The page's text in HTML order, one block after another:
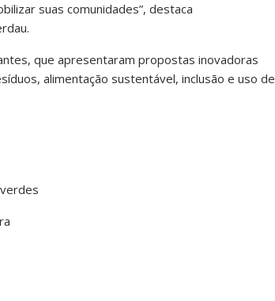
suas comunidades”, destaca
que apresentaram propostas inovadoras
alimentação sustentável, inclusão e uso de